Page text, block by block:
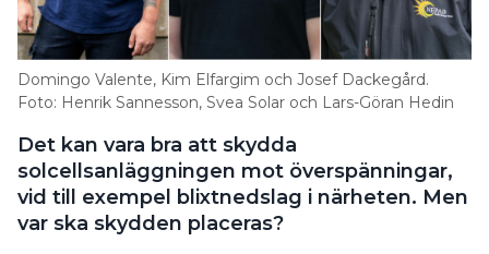
Search for:
Domingo Valente, Kim Elfargim och Josef Dackegård.
Foto: Henrik Sannesson, Svea Solar och Lars-Göran Hedin
Det kan vara bra att skydda
solcellsanläggningen mot överspänningar,
vid till exempel blixtnedslag i närheten. Men
var ska skydden placeras?